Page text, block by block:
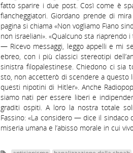
fatto sparire i due post. Così come è
fiancheggiatori. Giordano prende di
pagina si chiama «Non vogliamo Fiano
non israeliani». «Qualcuno sta
— Ricevo messaggi, leggo appelli e mi
ebreo, con i più classici stereotipi
sinistra filopalestinese. Chiedono ci sia
sto, non accetterò di scendere a questo
questi nipotini di Hitler». Anche
siamo nati per essere liberi e
graditi ospiti. A loro la nostra totale
Fassino: «La considero — dice il sindaco
miseria umana e l’abisso morale in cui